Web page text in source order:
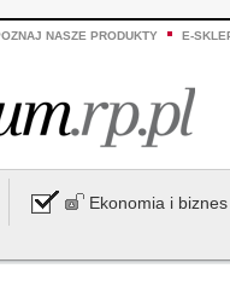
NASZE PRODUKTY E-
Ekonomia i biznes